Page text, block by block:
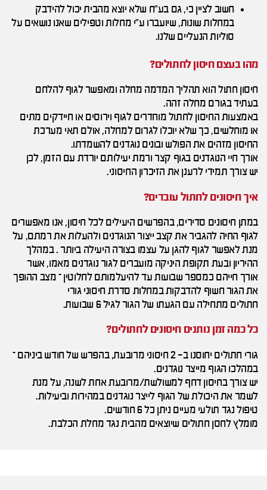
חשוב לציין כי, גם בע"ח שלא יוצא מהבית יכול להידבק
במחלות שונות, שיועברו ע"י מחלות וטפילים שאנו נושאים על
סוליות הנעליים שלנו.
מהו בעצם חיסון לחתולים?
חיסון חתול הוא תהליך המדמה מחלה ומאפשר לגוף להלחם
בעתיד בגורם מחלה זהה.
באמצעות החיסון לחתול מוחדרים לגוף וירוסים או חיידקים מתים
או מוחלשים, כך שלא יוכלו לגרום למחלה, אולם תאי מערכת
החיסון מזהים את הפולש ובונים נוגדנים להשמדתו.
אורך חיי הנוגדנים בגוף קצר ורמת יעילותם יורדת עם הזמן, לכן
יש צורך תמידי לרענן את הזיכרון החיסוני.
איך חיסונים לחתול עובדים?
במתן חיסונים סדירים, בהפרשים היעילים לכל חיסון, אנו מאפשרים
לגוף החיה להגביר את קצב ייצור הנוגדנים ולהעלות את רמתם, על
מנת לאפשר לגוף להגן על עצמו בצורה היעילה ביותר . במהלך
ההיריון ובעת תקופת היניקה מועברים לגור נוגדנים מאמו, אשר
אורך חייהם כמספר שבועות עד להיעלמותם לחלוטין – מצב ההופך
את הגור חשוף להדבקות במחלות סדרת חיסוני גורי
חתולים מתחילה עם הגעתו של הגור לגיל 6 שבועות.
כל כמה זמן נותנים חיסונים לחתולים?
גורי חתולים יחוסנו ב- 2 חיסוני מרובעת, בהפרש של חודש ביניהם –
במהלכו הגוף מייצר נוגדנים.
יש צורך בחיסון דחף למשולשת/מרובעת אחת לשנה, על מנת
לשמר את היכולת של הגוף לייצר נוגדנים במהירות וביעילות.
טיפול נגד תולעי מעיים ניתן כל 6 חודשים.
מומלץ לחסן חתולים שיוצאים מהבית נגד מחלת הכלבת.